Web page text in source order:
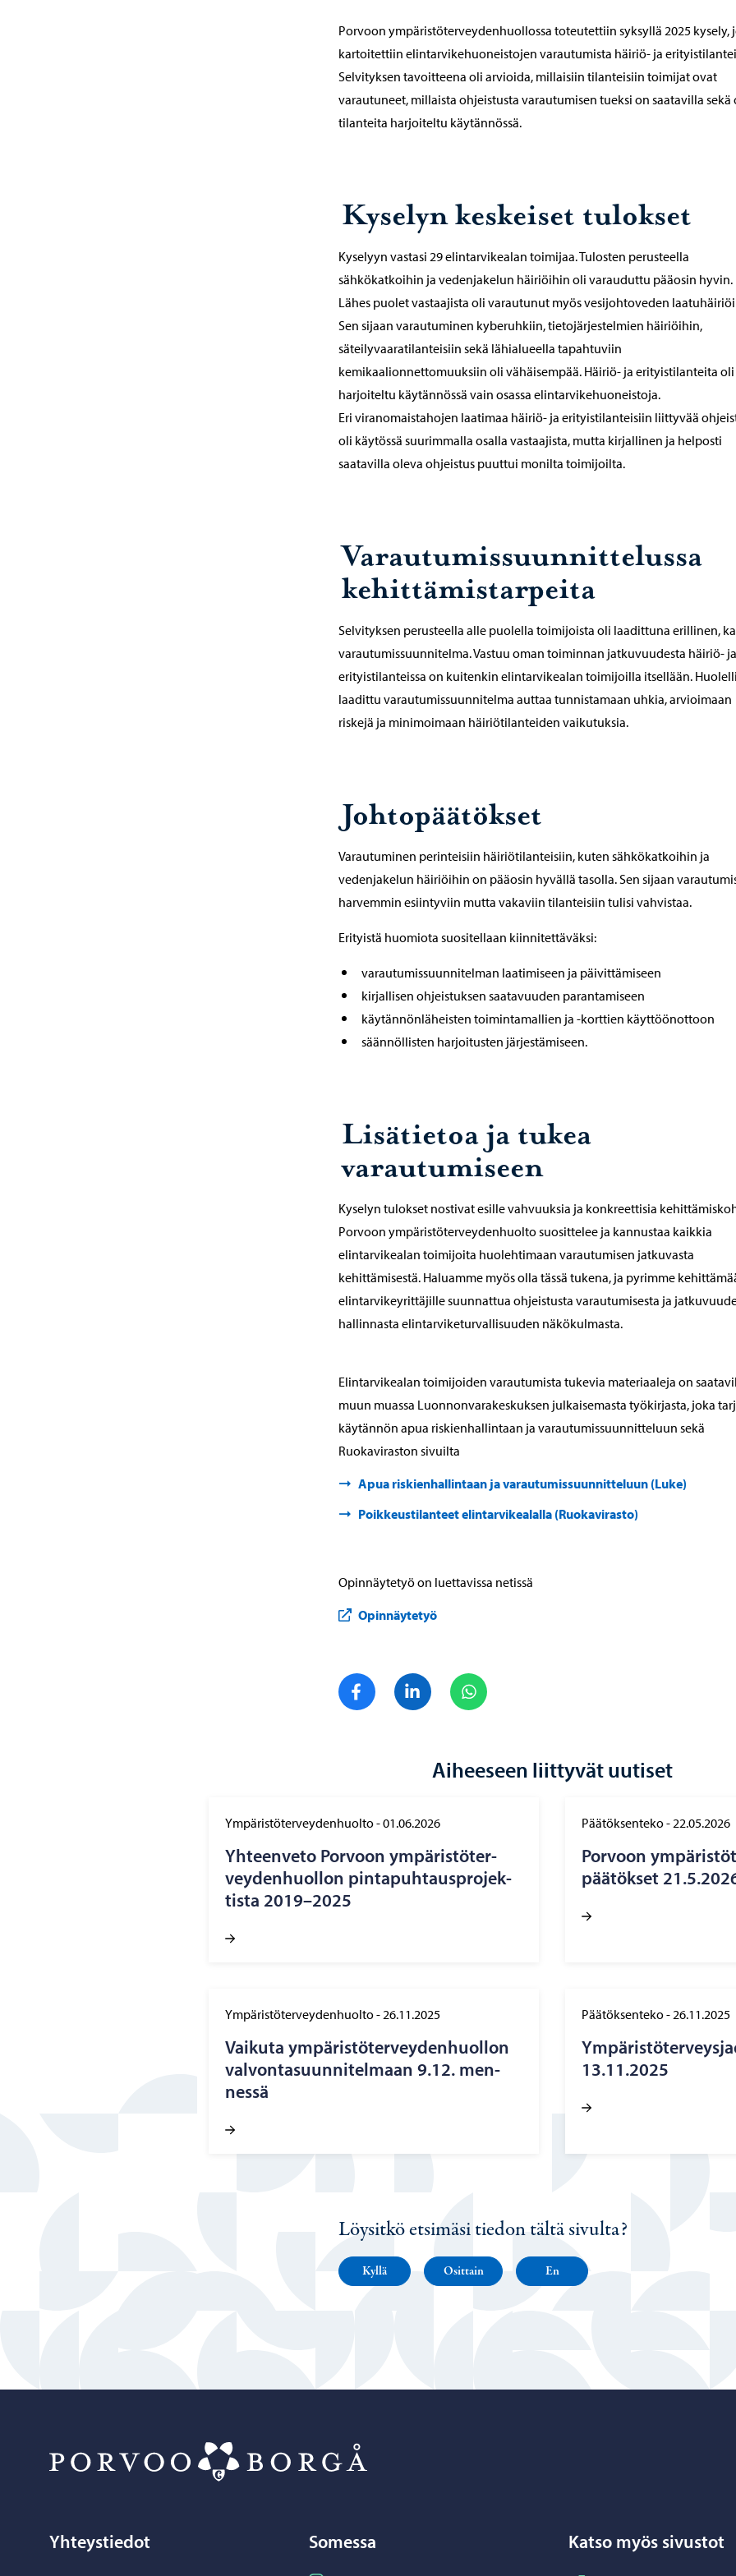
Porvoon ympäristöterveydenhuollossa toteutettiin syksyllä 2025 kysely,
kartoitettiin elintarvikehuoneistojen varautumista häiriö- ja
Selvityksen tavoitteena oli arvioida, millaisiin tilanteisiin toimijat ovat
varautuneet, millaista ohjeistusta varautumisen tueksi on saatavilla sekä
tilanteita harjoiteltu käytännössä.
Kyselyn keskeiset tulokset
Kyselyyn vastasi 29 elintarvikealan toimijaa. Tulosten perusteella
sähkökatkoihin ja vedenjakelun häiriöihin oli varauduttu pääosin hyvin.
Lähes puolet vastaajista oli varautunut myös vesijohtoveden
Sen sijaan varautuminen kyberuhkiin, tietojärjestelmien häiriöihin,
säteilyvaaratilanteisiin sekä lähialueella tapahtuviin
kemikaalionnettomuuksiin oli vähäisempää. Häiriö- ja erityistilanteita oli
harjoiteltu käytännössä vain osassa elintarvikehuoneistoja.
Eri viranomaistahojen laatimaa häiriö- ja erityistilanteisiin liittyvää
oli käytössä suurimmalla osalla vastaajista, mutta kirjallinen ja helposti
saatavilla oleva ohjeistus puuttui monilta toimijoilta.
Varautumissuunnittelussa
kehittämistarpeita
Selvityksen perusteella alle puolella toimijoista oli laadittuna erillinen,
varautumissuunnitelma. Vastuu oman toiminnan jatkuvuudesta häiriö- ja
erityistilanteissa on kuitenkin elintarvikealan toimijoilla itsellään.
laadittu varautumissuunnitelma auttaa tunnistamaan uhkia, arvioimaan
riskejä ja minimoimaan häiriötilanteiden vaikutuksia.
Johtopäätökset
Varautuminen perinteisiin häiriötilanteisiin, kuten sähkökatkoihin ja
vedenjakelun häiriöihin on pääosin hyvällä tasolla. Sen sijaan
harvemmin esiintyviin mutta vakaviin tilanteisiin tulisi vahvistaa.
Erityistä huomiota suositellaan kiinnitettäväksi:
varautumissuunnitelman laatimiseen ja päivittämiseen
kirjallisen ohjeistuksen saatavuuden parantamiseen
käytännönläheisten toimintamallien ja -korttien käyttöönottoon
säännöllisten harjoitusten järjestämiseen.
Lisätietoa ja tukea
varautumiseen
Kyselyn tulokset nostivat esille vahvuuksia ja konkreettisia
Porvoon ympäristöterveydenhuolto suosittelee ja kannustaa kaikkia
elintarvikealan toimijoita huolehtimaan varautumisen jatkuvasta
kehittämisestä. Haluamme myös olla tässä tukena, ja pyrimme
elintarvikeyrittäjille suunnattua ohjeistusta varautumisesta ja
hallinnasta elintarviketurvallisuuden näkökulmasta.
Elintarvikealan toimijoiden varautumista tukevia materiaaleja on
muun muassa Luonnonvarakeskuksen julkaisemasta työkirjasta, joka
käytännön apua riskienhallintaan ja varautumissuunnitteluun sekä
Ruokaviraston sivuilta
Apua riskienhallintaan ja varautumissuunnitteluun (Luke)
Poikkeustilanteet elintarvikealalla (Ruokavirasto)
Opinnäytetyö on luettavissa netissä
Opinnäytetyö
Jaa FacebookJaa LinkedIn
Aiheeseen liittyvät uutiset
Ympäristöterveydenhuolto-01.06.2026
Yh­teen­ve­to Por­voon ym­pä­ris­tö­ter­
vey­den­huol­lon pin­ta­puh­taus­pro­jek­
tis­ta 2019–2025
Päätöksenteko-22.05.2026
Por­voon
pää­tök­set
Ympäristöterveydenhuolto-26.11.2025
Vai­ku­ta ym­pä­ris­tö­ter­vey­den­huol­lon
val­von­ta­suun­ni­tel­maan 9.12. men­
nes­sä
Päätöksenteko-26.11.2025
13.11.2025
Löysitkö etsimäsi tiedon tältä sivulta?
Kyllä Osittain En
Yhteystiedot Somessa Katso myös sivustot